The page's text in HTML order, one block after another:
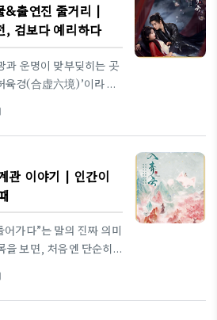
는 이중생활 로맨스 중드
&출연진 줄거리 | 낮에
중생활 로《자야귀(子夜
라는 흥미로운 소재를 고
작품이다. 천사 매축우
티빙 자야귀 바로
&출연진 줄거리 |
, 검보다 예리하다
과 운명이 맞부딪히는 곳
경(合虚六境)’이라 불
가는 여정을 그린다. 영
을 얻은 자, 그리고 정
존재들이 부딪히며 만
협 판타지를 넘어선 감정
는 신계의 시각적 화려
은 시청자에게 “이 이야
하는 설렘을 남긴다.📋
고편한글자막지원 자
판타지, 로맨스, 무협
동명..
관 이야기 | 인간이
가다”는 말의 진짜 의미
을 보면, 처음엔 단순히
아니라 ‘의식의 차
동사입니다.즉, 하늘이